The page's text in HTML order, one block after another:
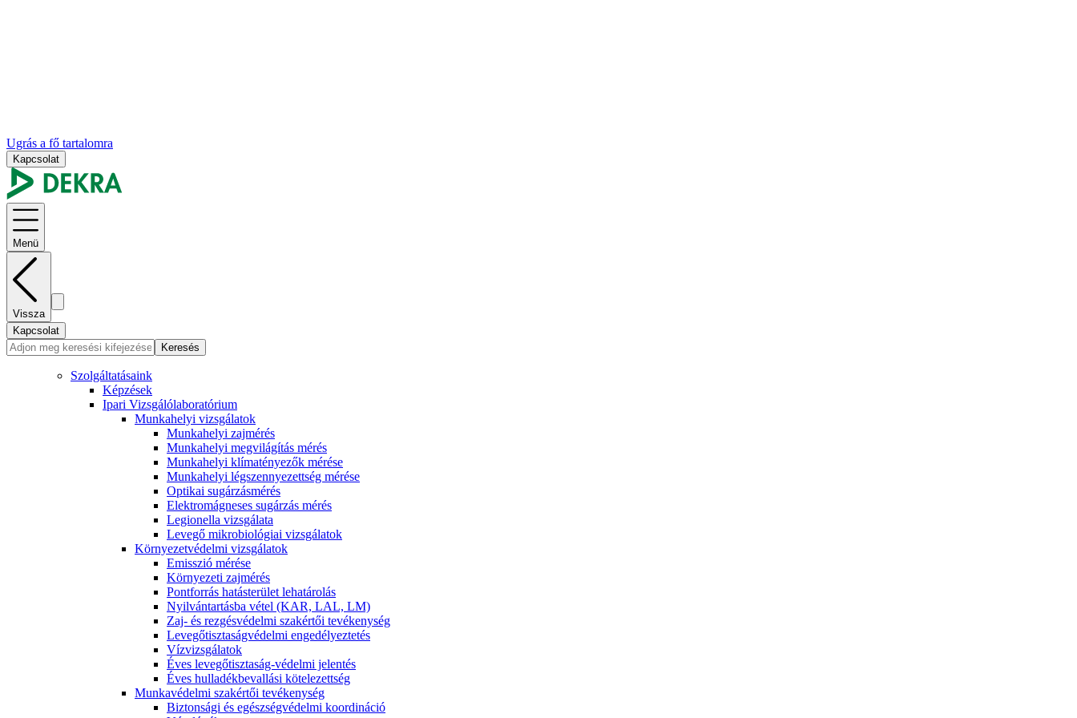
Ugrás a fő tartalomra
Kapcsolat
Menü
Vissza
Kapcsolat
Keresés
Szolgáltatásaink
Képzések
Ipari Vizsgálólaboratórium
Munkahelyi vizsgálatok
Munkahelyi zajmérés
Munkahelyi megvilágítás mérés
Munkahelyi klímatényezők mérése
Munkahelyi légszennyezettség mérése
Optikai sugárzásmérés
Elektromágneses sugárzás mérés
Legionella vizsgálata
Levegő mikrobiológiai vizsgálatok
Környezetvédelmi vizsgálatok
Emisszió mérése
Környezeti zajmérés
Pontforrás hatásterület lehatárolás
Nyilvántartásba vétel (KAR, LAL, LM)
Zaj- és rezgésvédelmi szakértői tevékenység
Levegőtisztaságvédelmi engedélyeztetés
Vízvizsgálatok
Éves levegőtisztaság-védelmi jelentés
Éves hulladékbevallási kötelezettség
Munkavédelmi szakértői tevékenység
Biztonsági és egészségvédelmi koordináció